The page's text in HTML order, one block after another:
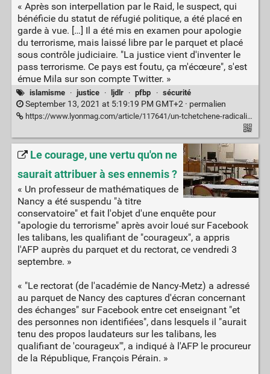
« Après son interpellation par le Raid, le suspect, qui
bénéficie du statut de réfugié politique, a été placé en
garde à vue. […] Il a été mis en examen pour apologie
du terrorisme, mais laissé libre par le parquet et placé
sous contrôle judiciaire. "La justice vient d'inventer le
pass terrorisme. Ce pays est foutu, ça m'écœure", s'est
émue Mila sur son compte Twitter. »
islamisme · justice · ljdlr · pfbp · sécurité
September 13, 2021 at 5:19:19 PM GMT+2 · permalien
https://www.lyonmag.com/article/117641/un-tchetchene-radicalise-qui-projetait-d-attaquer-mila-interpelle-et-laisse-libre
Le courage, une vertu qu'on ne
saurait attribuer à ses ennemis ?
« Un professeur de mathématiques de
Nancy a été suspendu "à titre
conservatoire" et fait l'objet d'une enquête pour
"apologie du terrorisme" après avoir loué sur Facebook
les talibans, les qualifiant de "courageux", a appris
l'AFP auprès du parquet et du rectorat, ce vendredi 3
septembre. »
« "Le rectorat (de l'académie de Nancy-Metz) a adressé
au parquet de Nancy des captures d'écran concernant
des échanges" sur Facebook entre cet enseignant "et
des personnes non identifiées", dans lesquels il "aurait
tenu des propos laudateurs sur les talibans, les
qualifiant de 'courageux'", a indiqué à l'AFP le procureur
de la République, François Pérain. »